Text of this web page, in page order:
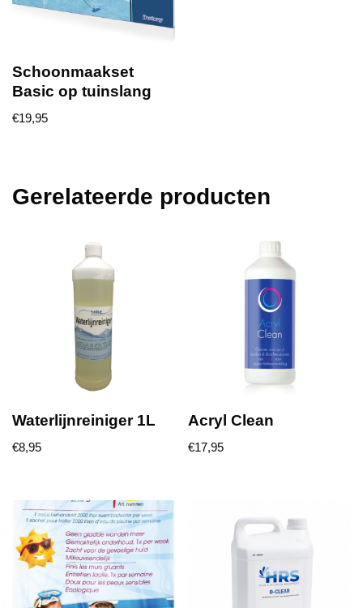
Schoonmaakset
Basic op tuinslang
€19,95
Gerelateerde producten
Waterlijnreiniger 1L
€8,95
Acryl Clean
€17,95